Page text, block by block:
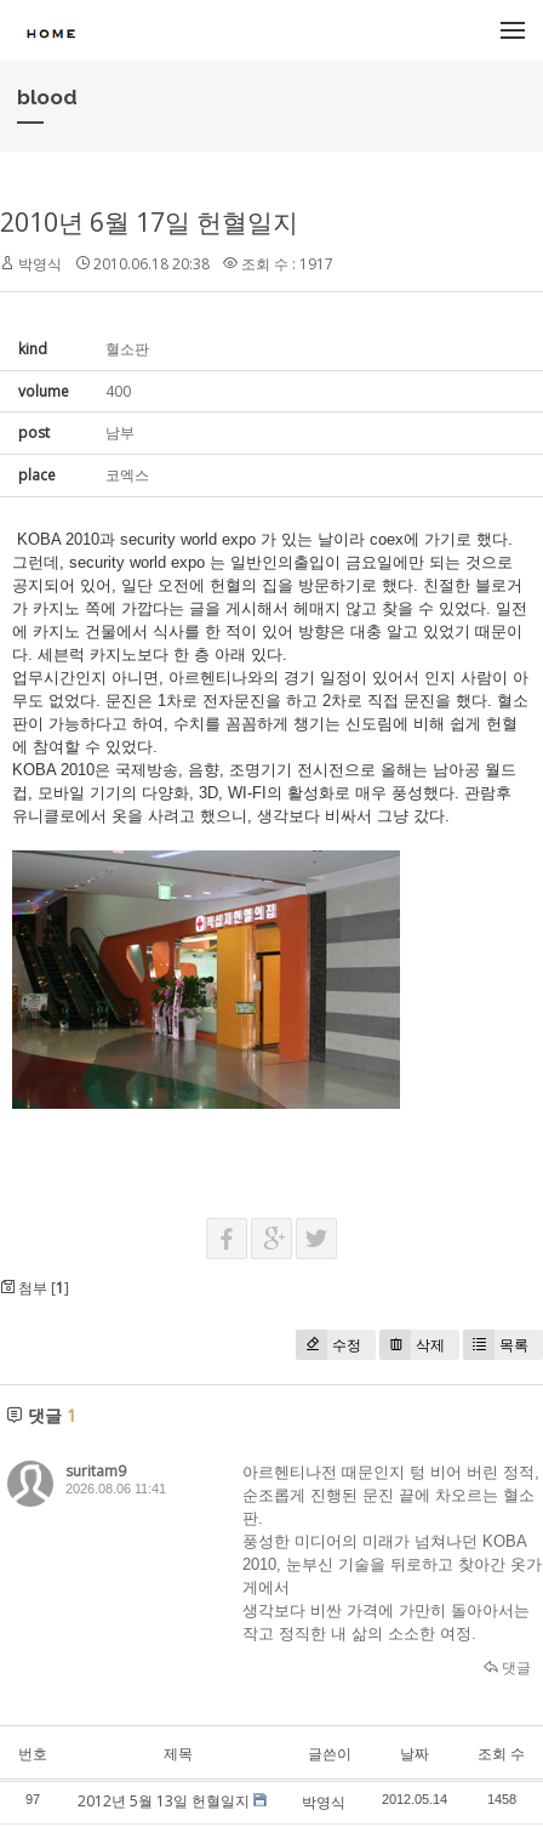
blood
2010년 6월 17일 헌혈일지
박영식 2010.06.18 20:38 조회 수 : 1917
kind 혈소판
volume
400
post
남부
place 코엑스
KOBA 2010과 security world expo 가 있는 날이라 coex에 가기로 했다.
그런데, security world expo 는 일반인의출입이 금요일에만 되는 것으로
공지되어 있어, 일단 오전에 헌혈의 집을 방문하기로 했다. 친절한 블로거
가 카지노 쪽에 가깝다는 글을 게시해서 헤매지 않고 찾을 수 있었다. 일전
에 카지노 건물에서 식사를 한 적이 있어 방향은 대충 알고 있었기 때문이
다. 세븐럭 카지노보다 한 층 아래 있다.
업무시간인지 아니면, 아르헨티나와의 경기 일정이 있어서 인지 사람이 아
무도 없었다. 문진은 1차로 전자문진을 하고 2차로 직접 문진을 했다. 혈소
판이 가능하다고 하여, 수치를 꼼꼼하게 챙기는 신도림에 비해 쉽게 헌혈
에 참여할 수 있었다.
KOBA 2010은 국제방송, 음향, 조명기기 전시전으로 올해는 남아공 월드
컵, 모바일 기기의 다양화, 3D, WI-FI의 활성화로 매우 풍성했다. 관람후
유니클로에서 옷을 사려고 했으니, 생각보다 비싸서 그냥 갔다.
첨부 [1]
수정 삭제 목록
댓글 1
suritam9
2026.08.06 11:41
아르헨티나전 때문인지 텅 비어 버린 정적,
순조롭게 진행된 문진 끝에 차오르는 혈소
판.
풍성한 미디어의 미래가 넘쳐나던 KOBA
2010, 눈부신 기술을 뒤로하고 찾아간 옷가
게에서
생각보다 비싼 가격에 가만히 돌아아서는
작고 정직한 내 삶의 소소한 여정.
댓글
번호 제목 글쓴이 날짜 조회 수
97 2012년 5월 13일 헌혈일지 박영식 2012.05.14 1458